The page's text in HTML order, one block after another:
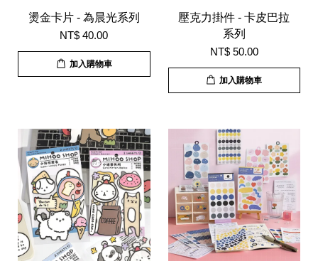
燙金卡片 - 為晨光系列
NT$ 40.00
加入購物車
壓克力掛件 - 卡皮巴拉
系列
NT$ 50.00
加入購物車